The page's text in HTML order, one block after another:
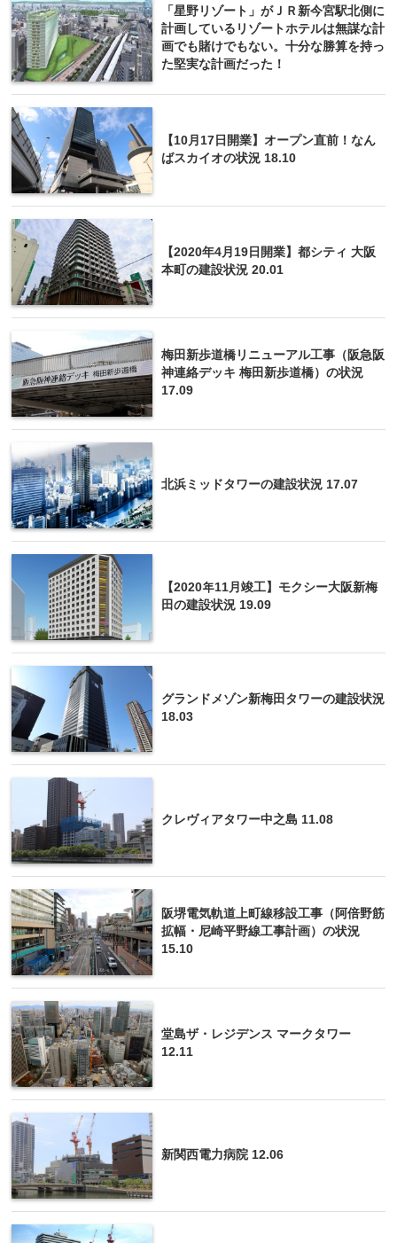
「星野リゾート」がＪＲ新今宮駅北側に
計画しているリゾートホテルは無謀な計
画でも賭けでもない。十分な勝算を持っ
た堅実な計画だった！
【10⽉17⽇開業】オープン直前！なん
ばスカイオの状況 18.10
【2020年4月19日開業】都シティ 大阪
本町の建設状況 20.01
梅田新歩道橋リニューアル工事（阪急阪
神連絡デッキ 梅田新歩道橋）の状況
17.09
北浜ミッドタワーの建設状況 17.07
【2020年11月竣工】モクシー大阪新梅
田の建設状況 19.09
グランドメゾン新梅田タワーの建設状況
18.03
クレヴィアタワー中之島 11.08
阪堺電気軌道上町線移設工事（阿倍野筋
拡幅・尼崎平野線工事計画）の状況
15.10
堂島ザ・レジデンス マークタワー
12.11
新関西電力病院 12.06